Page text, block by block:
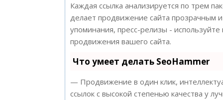
Каждая ссылка анализируется по трем
делает продвижение сайта прозрачным
упоминания, пресс-релизы -
продвижения вашего сайта.
Что умеет делать SeoHammer
— Продвижение в один клик,
ссылок с высокой степенью качества у